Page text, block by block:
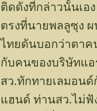
ติดดังที่กล่าวนั้นเอ
ตรงที่นายพลลูซุง
ไทยดันบอกว่าตาค
กับคนของบริษัทแอ
สว.ทักทายเลมอน
แฮนด์ ท่านสว.ไม่ฟั